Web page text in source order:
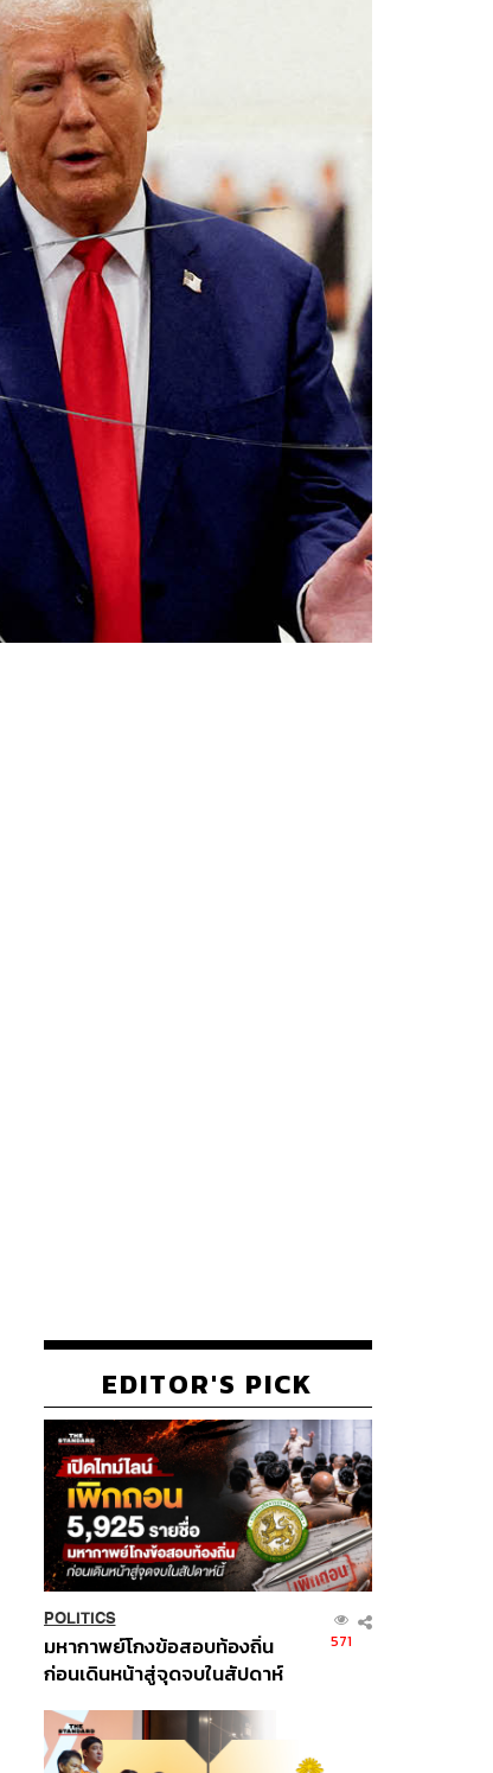
EDITOR'S PICK
POLITICS
มหากาพย์โกงข้อสอบท้องถิ่น
ก่อนเดินหน้าสู่จุดจบในสัปดาห์
571